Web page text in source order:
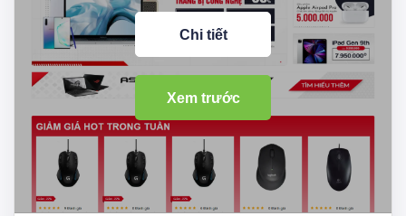
Chi tiết
Xem trước